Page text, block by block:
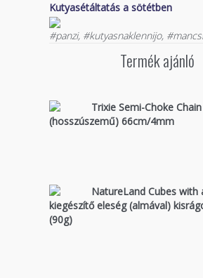
Kutyasétáltatás a sötétben
#panzi, #kutyasnaklennijo,
Termék ajánló
Trixie Semi-Choke
(hosszúszemű) 66cm/4mm
NatureLand Cubes with
kiegészítő eleség (almával)
(90g)